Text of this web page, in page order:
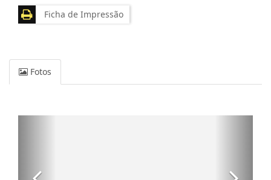
Ficha de Impressão
Fotos